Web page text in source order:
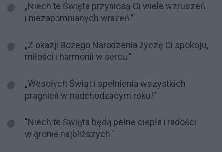
„Niech te Święta przyniosą Ci wiele wzruszeń
i niezapomnianych wrażeń.”
„Z okazji Bożego Narodzenia życzę Ci spokoju,
miłości i harmonii w sercu.”
„Wesołych Świąt i spełnienia wszystkich
pragnień w nadchodzącym roku!”
"Niech te Święta będą pełne ciepła i radości
w gronie najbliższych."